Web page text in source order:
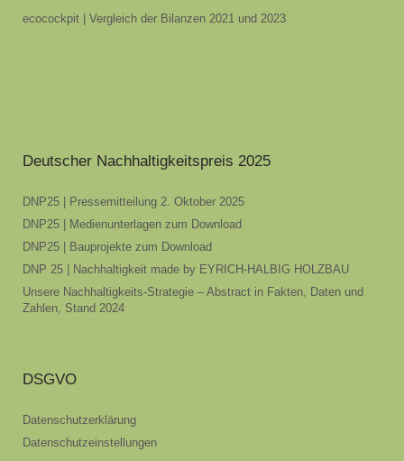
ecocockpit | Vergleich der Bilanzen 2021 und 2023
Deutscher Nachhaltigkeitspreis 2025
DNP25 | Pressemitteilung 2. Oktober 2025
DNP25 | Medienunterlagen zum Download
DNP25 | Bauprojekte zum Download
DNP 25 | Nachhaltigkeit made by EYRICH-HALBIG HOLZBAU
Unsere Nachhaltigkeits-Strategie – Abstract in Fakten, Daten und
Zahlen, Stand 2024
DSGVO
Datenschutzerklärung
Datenschutzeinstellungen